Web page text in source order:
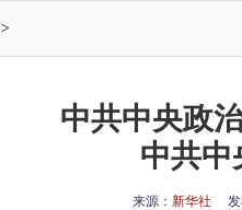
>
中共中央政
中共中
来源： 新华社